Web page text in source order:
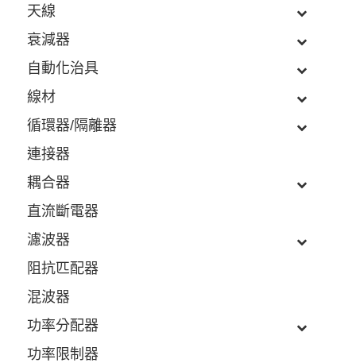
天線
衰減器
自動化治具
線材
循環器/隔離器
連接器
耦合器
直流斷電器
濾波器
阻抗匹配器
混波器
功率分配器
功率限制器